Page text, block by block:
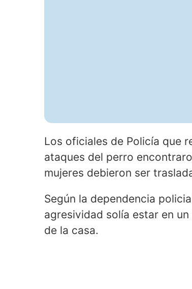
Los oficiales de Policía que
ataques del perro
mujeres debieron ser
Según la dependencia
agresividad solía estar en
de la casa.